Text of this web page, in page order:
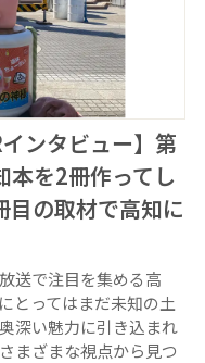
インタビュー】第
を2冊作ってし
の取材で高知に
送で注目を集める高
とってはまだ未知の土
深い魅力に引き込まれ
まざまな視点から見つ